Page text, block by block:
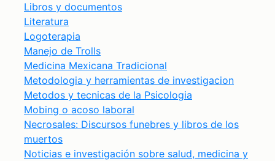
Libros y documentos
Literatura
Logoterapia
Manejo de Trolls
Medicina Mexicana Tradicional
Metodologia y herramientas de investigacion
Metodos y tecnicas de la Psicologia
Mobing o acoso laboral
Necrosales: Discursos funebres y libros de los
muertos
Noticias e investigación sobre salud, medicina y